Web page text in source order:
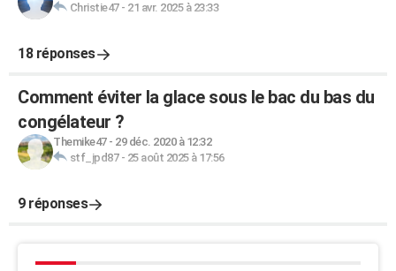
Christie47- 21 avr. 2025 à 23:33
18 réponses
Comment éviter la glace sous le bac du bas du
congélateur ?
Themike47- 29 déc. 2020 à 12:32
stf_jpd87- 25 août 2025 à 17:56
9 réponses